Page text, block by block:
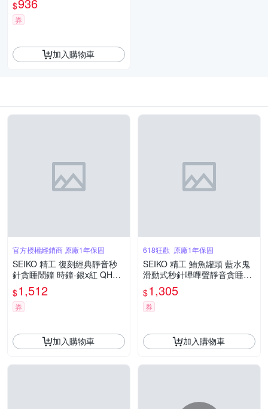
95M /SK048
$
券
加入購物車
官方授權經銷商 原廠1年保固
SEIKO 精工 復刻經典靜音秒
針貪睡鬧鐘 時鐘-銀x紅 QHK0
63R_SK045
$1,512
券
加入購物車
618狂歡 原廠1年保固
SEIKO 精工 鮪魚罐頭 藍水鬼
滑動式秒針嗶嗶聲靜音貪睡造
型鬧鐘 QHE207E_SK045
$1,305
券
加入購物車